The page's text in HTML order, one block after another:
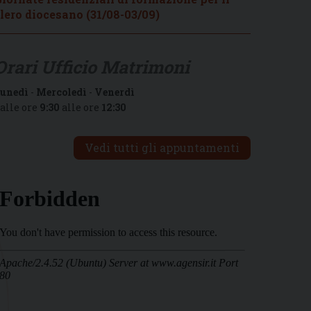
diocesano (31/08-03/09)
- Mercoledì - Venerdì
ore 9:30 alle ore 12:30
Vedi tutti gli appuntamenti